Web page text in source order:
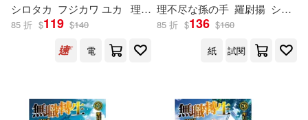
シロタカ フジカワ ユカ 理不尽な孫の手 小天野
85 折 $119 $140
電
理不尽な孫の手 羅尉揚 シロタカ
85 折 $136 $160
紙
試閱